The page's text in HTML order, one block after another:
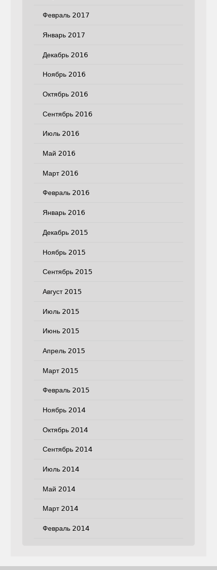
Февраль 2017
Январь 2017
Декабрь 2016
Ноябрь 2016
Октябрь 2016
Сентябрь 2016
Июль 2016
Май 2016
Март 2016
Февраль 2016
Январь 2016
Декабрь 2015
Ноябрь 2015
Сентябрь 2015
Август 2015
Июль 2015
Июнь 2015
Апрель 2015
Март 2015
Февраль 2015
Ноябрь 2014
Октябрь 2014
Сентябрь 2014
Июль 2014
Май 2014
Март 2014
Февраль 2014